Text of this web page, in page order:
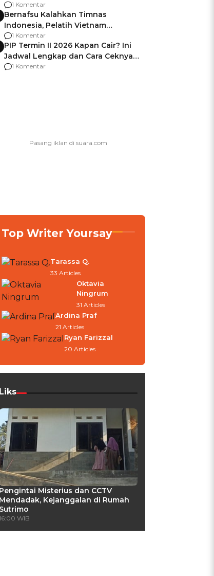
Usai Jadi Brigjen
1 Komentar
Bernafsu Kalahkan Timnas
Indonesia, Pelatih Vietnam
Berencana Pakai Jimat di Pakansari
1 Komentar
PIP Termin II 2026 Kapan Cair? Ini
Jadwal Lengkap dan Cara Ceknya
agar Dana Tidak Hangus!
1 Komentar
Top Writer Yoursay
Tarassa Q.
33 Articles
Oktavia
Ningrum
31 Articles
Ardina Praf
21 Articles
Ryan Farizzal
20 Articles
Liks
Pengintai Misterius dan CCTV
Mendadak, Kejanggalan di Rumah
Sutrimo
WIB